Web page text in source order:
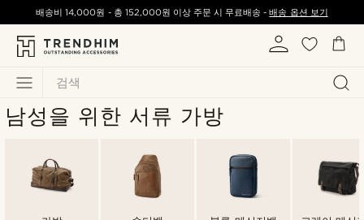
검색
배송비14,000원 - 총 152,000원 이상 주문 시 무료배송 -배송 옵션 보기
남성을 위한 서류 가방